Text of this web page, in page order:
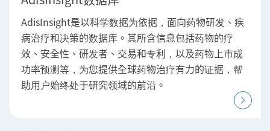
AdisInsight是以科学数据为依据，面向药物研发、疾
病治疗和决策的数据库。其所含信息包括药物的疗
效、安全性、研发者、交易和专利，以及药物上市成
功率预测等，为您提供全球药物治疗有力的证据，帮
助用户始终处于研究领域的前沿。